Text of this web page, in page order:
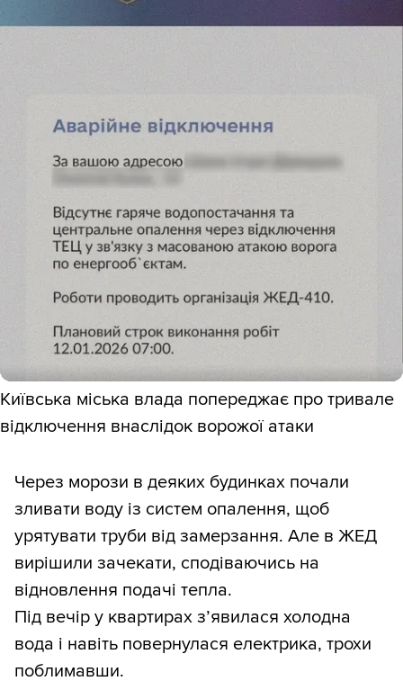
Київська міська влада попереджає про тривале
відключення внаслідок ворожої атаки
Через морози в деяких будинках почали
зливати воду із систем опалення, щоб
урятувати труби від замерзання. Але в ЖЕД
вирішили зачекати, сподіваючись на
відновлення подачі тепла.
Під вечір у квартирах з’явилася холодна
вода і навіть повернулася електрика, трохи
поблимавши.